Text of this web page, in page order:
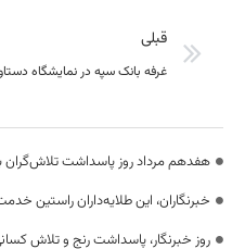
قبلی
غرفه بانک سپه در نمایشگاه
هفدهم مرداد روز پاسداشت
خبرنگاران، این طلایه‌داران راستین
روز خبرنگار، پاسداشت رنج و تلاش